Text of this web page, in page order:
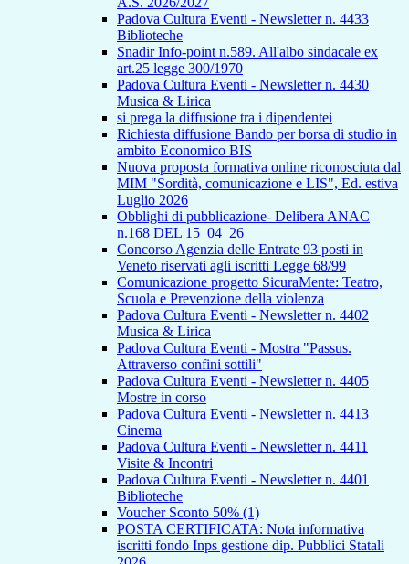
Padova Cultura Eventi - Newsletter n. 4433
Biblioteche
Snadir Info-point n.589. All'albo sindacale ex
art.25 legge 300/1970
Padova Cultura Eventi - Newsletter n. 4430
Musica & Lirica
si prega la diffusione tra i dipendentei
Richiesta diffusione Bando per borsa di studio in
ambito Economico BIS
Nuova proposta formativa online riconosciuta dal
MIM "Sordità, comunicazione e LIS", Ed. estiva
Luglio 2026
Obblighi di pubblicazione- Delibera ANAC
n.168 DEL 15_04_26
Concorso Agenzia delle Entrate 93 posti in
Veneto riservati agli iscritti Legge 68/99
Comunicazione progetto SicuraMente: Teatro,
Scuola e Prevenzione della violenza
Padova Cultura Eventi - Newsletter n. 4402
Musica & Lirica
Padova Cultura Eventi - Mostra "Passus.
Attraverso confini sottili"
Padova Cultura Eventi - Newsletter n. 4405
Mostre in corso
Padova Cultura Eventi - Newsletter n. 4413
Cinema
Padova Cultura Eventi - Newsletter n. 4411
Visite & Incontri
Padova Cultura Eventi - Newsletter n. 4401
Biblioteche
Voucher Sconto 50% (1)
POSTA CERTIFICATA: Nota informativa
iscritti fondo Inps gestione dip. Pubblici Statali